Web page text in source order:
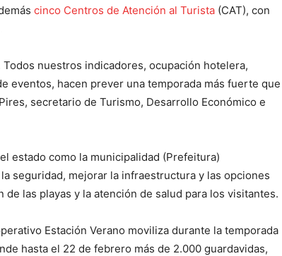
cinco Centros de Atención al Turista (CAT), con
nuestros indicadores, ocupación hotelera,
eventos, hacen prever una temporada más fuerte que
secretario de Turismo, Desarrollo Económico e
estado como la municipalidad (Prefeitura)
seguridad, mejorar la infraestructura y las opciones
las playas y la atención de salud para los visitantes.
Estación Verano moviliza durante la temporada
hasta el 22 de febrero más de 2.000 guardavidas,